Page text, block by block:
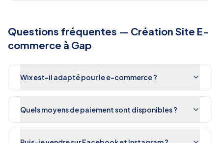
Questions fréquentes — Création Site E-
commerce à Gap
Wix est-il adapté pour le e-commerce ?
Quels moyens de paiement sont disponibles ?